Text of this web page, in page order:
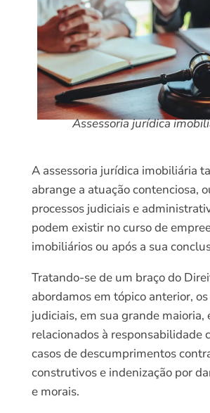
Assessoria jurídica
A assessoria jurídica imobiliária
abrange a atuação contenciosa,
processos judiciais e
podem existir no curso de
imobiliários ou após a sua
Tratando-se de um braço do
abordamos em tópico anterior,
judiciais, em sua grande maioria,
relacionados à responsabilidade
casos de descumprimentos
construtivos e indenização por
e morais.